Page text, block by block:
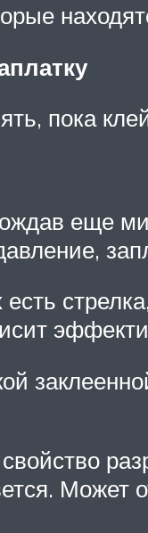
пока
еще
Может